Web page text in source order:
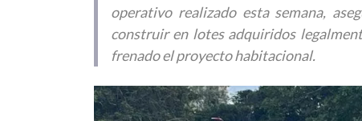
operativo realizado esta semana,
construir en lotes adquiridos
frenado el proyecto habitacional.